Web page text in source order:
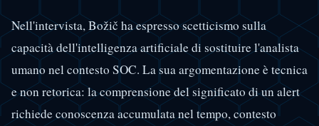
Nell'intervista, Božič ha espresso scetticismo sulla
capacità dell'intelligenza artificiale di sostituire l'analista
umano nel contesto SOC. La sua argomentazione è tecnica
e non retorica: la comprensione del significato di un alert
richiede conoscenza accumulata nel tempo, contesto